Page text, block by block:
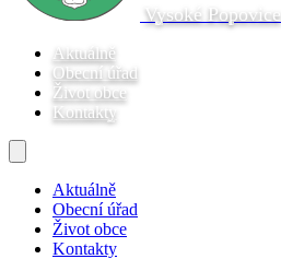
Vysoké Popovice
Aktuálně
Obecní úřad
Život obce
Kontakty
Aktuálně
Obecní úřad
Život obce
Kontakty